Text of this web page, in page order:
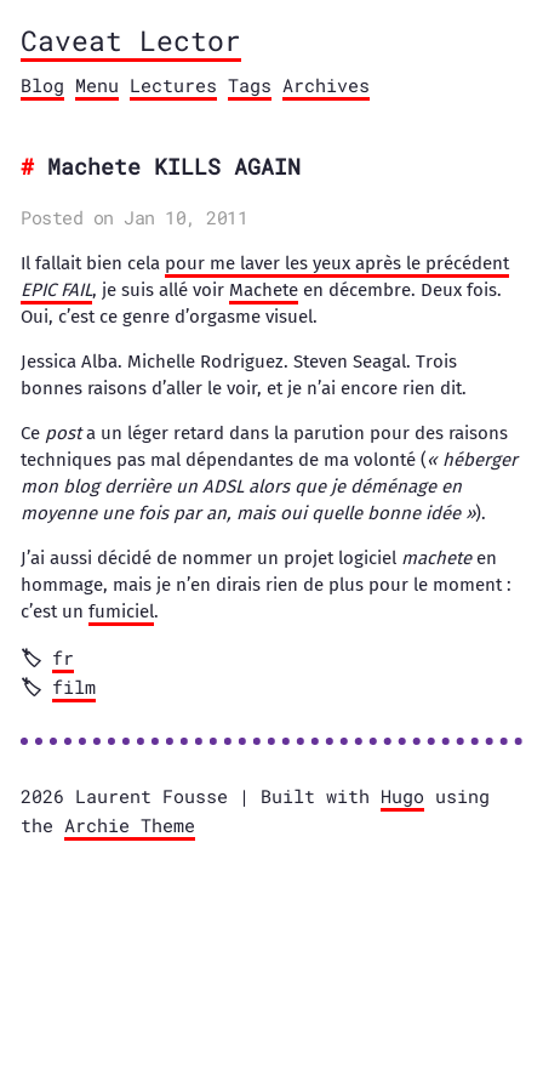
Caveat Lector
Blog Menu Lectures Tags Archives
Machete KILLS AGAIN
Posted on Jan 10, 2011
Il fallait bien cela pour me laver les yeux après le précédent
EPIC FAIL, je suis allé voir Machete en décembre. Deux fois.
Oui, c’est ce genre d’orgasme visuel.
Jessica Alba. Michelle Rodriguez. Steven Seagal. Trois
bonnes raisons d’aller le voir, et je n’ai encore rien dit.
Ce posta un léger retard dans la parution pour des raisons
techniques pas mal dépendantes de ma volonté (« héberger
mon blog derrière un ADSL alors que je déménage en
moyenne une fois par an, mais oui quelle bonne idée »).
J’ai aussi décidé de nommer un projet logiciel macheteen
hommage, mais je n’en dirais rien de plus pour le moment :
c’est un fumiciel.
fr
film
2026 Laurent Fousse | Built with Hugo using
the Archie Theme